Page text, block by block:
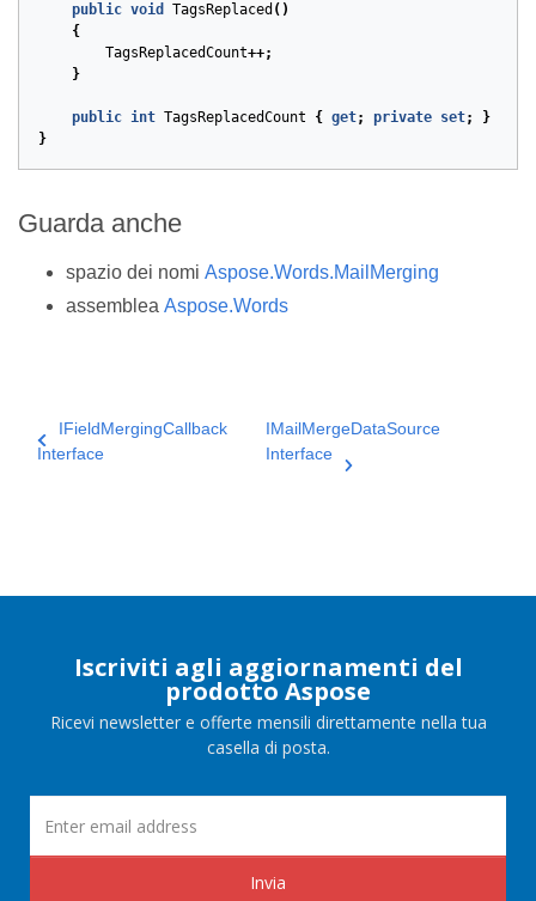
public void TagsReplaced ()
{
TagsReplacedCount++;
}
public int TagsReplacedCount { get; private set;
}
}
Guarda anche
spazio dei nomi Aspose.Words.MailMerging
assemblea Aspose.Words
IFieldMergingCallback
Interface
IMailMergeDataSource
Interface
Iscriviti agli aggiornamenti del
prodotto Aspose
Ricevi newsletter e offerte mensili direttamente nella tua
casella di posta.
Invia